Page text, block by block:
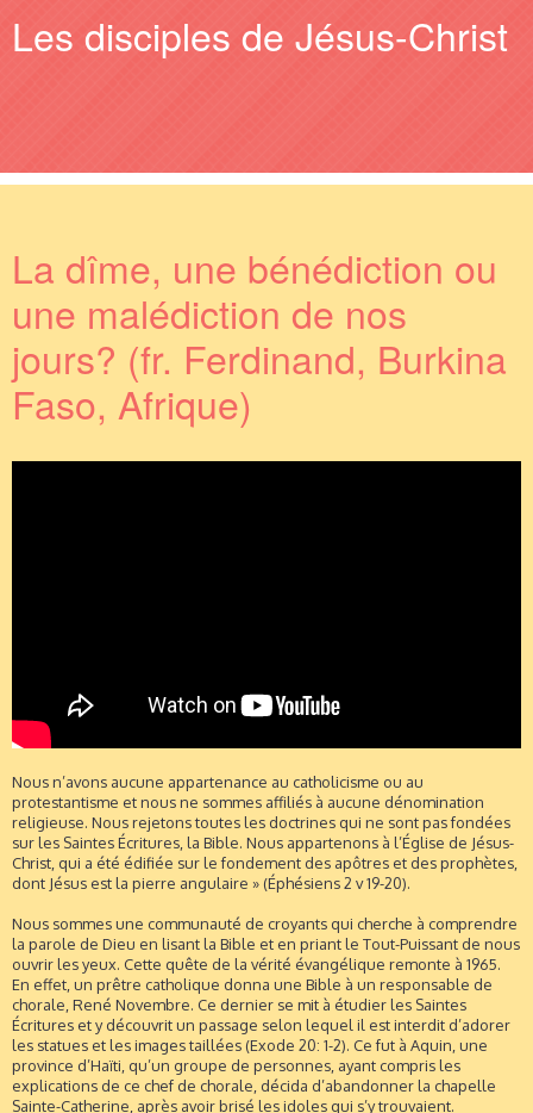
Les disciples de Jésus-Christ
La dîme, une bénédiction ou
une malédiction de nos
jours? (fr. Ferdinand, Burkina
Faso, Afrique)
Nous n’avons aucune appartenance au catholicisme ou au
protestantisme et nous ne sommes affiliés à aucune dénomination
religieuse. Nous rejetons toutes les doctrines qui ne sont pas fondées
sur les Saintes Écritures, la Bible. Nous appartenons à l’Église de Jésus-
Christ, qui a été édifiée sur le fondement des apôtres et des prophètes,
dont Jésus est la pierre angulaire » (Éphésiens 2 v 19-20).
Nous sommes une communauté de croyants qui cherche à comprendre
la parole de Dieu en lisant la Bible et en priant le Tout-Puissant de nous
ouvrir les yeux. Cette quête de la vérité évangélique remonte à 1965.
En effet, un prêtre catholique donna une Bible à un responsable de
chorale, René Novembre. Ce dernier se mit à étudier les Saintes
Écritures et y découvrit un passage selon lequel il est interdit d’adorer
les statues et les images taillées (Exode 20: 1-2). Ce fut à Aquin, une
province d’Haïti, qu’un groupe de personnes, ayant compris les
explications de ce chef de chorale, décida d’abandonner la chapelle
Sainte-Catherine, après avoir brisé les idoles qui s’y trouvaient.